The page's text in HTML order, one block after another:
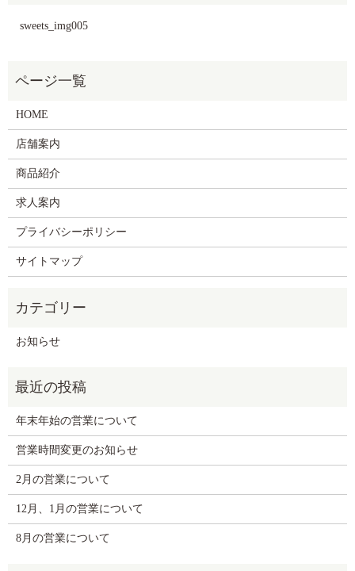
sweets_img005
HOME
店舗案内
商品紹介
求人案内
プライバシーポリシー
サイトマップ
お知らせ
年末年始の営業について
営業時間変更のお知らせ
2月の営業について
12月、1月の営業について
8月の営業について